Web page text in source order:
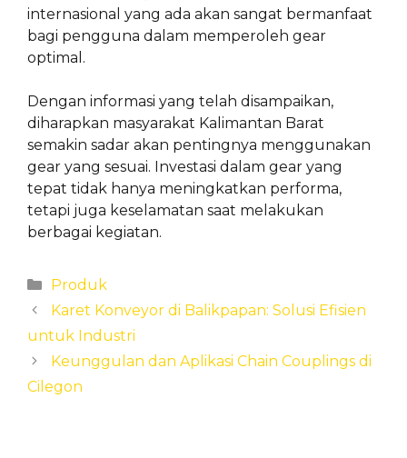
internasional yang ada akan sangat bermanfaat
bagi pengguna dalam memperoleh gear
optimal.
Dengan informasi yang telah disampaikan,
diharapkan masyarakat Kalimantan Barat
semakin sadar akan pentingnya menggunakan
gear yang sesuai. Investasi dalam gear yang
tepat tidak hanya meningkatkan performa,
tetapi juga keselamatan saat melakukan
berbagai kegiatan.
Categories
Produk
Karet Konveyor di Balikpapan: Solusi Efisien
untuk Industri
Keunggulan dan Aplikasi Chain Couplings di
Cilegon